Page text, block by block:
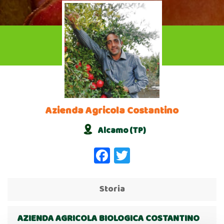
Azienda Agricola Costantino
Alcamo (TP)
Facebook
Storia
AZIENDA AGRICOLA BIOLOGICA COSTANTINO